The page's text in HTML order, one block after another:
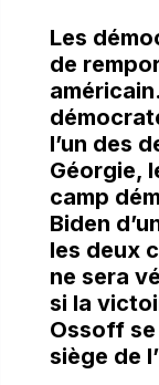
Les
de
l’un des
Géorgie,
camp
Biden
les deux
ne sera
si la
Ossoff
siège de